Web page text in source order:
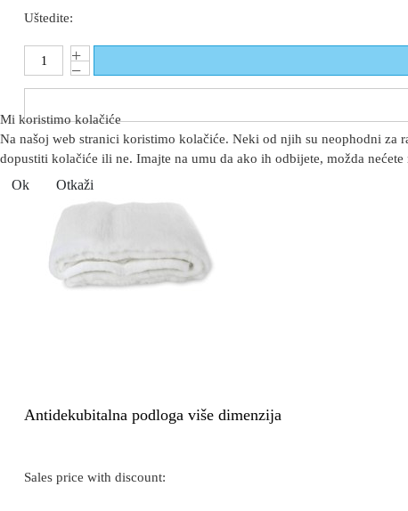
Uštedite:
Antidekubitalna podloga više dimenzija
Sales price with discount:
Mi koristimo kolačiće
Na našoj web stranici koristimo kolačiće. Neki od njih su neophodni za
dopustiti kolačiće ili ne. Imajte na umu da ako ih odbijete, možda
Ok Otkaži